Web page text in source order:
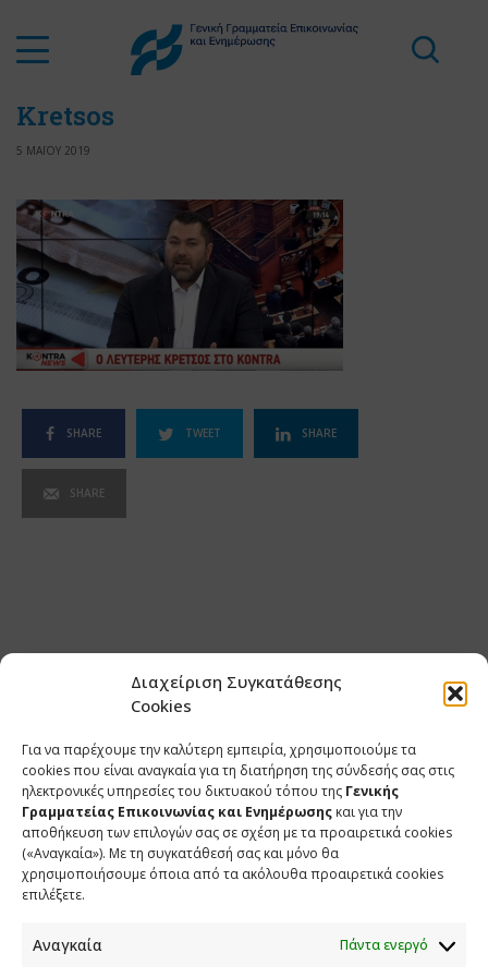
Διαχείριση Συγκατάθεσης
Cookies
Για να παρέχουμε την καλύτερη εμπειρία, χρησιμοποιούμε τα
cookies που είναι αναγκαία για τη διατήρηση της σύνδεσής σας στις
ηλεκτρονικές υπηρεσίες του δικτυακού τόπου της Γενικής
Γραμματείας Επικοινωνίας και Ενημέρωσης και για την
αποθήκευση των επιλογών σας σε σχέση με τα προαιρετικά cookies
(«Αναγκαία»). Με τη συγκατάθεσή σας και μόνο θα
χρησιμοποιήσουμε όποια από τα ακόλουθα προαιρετικά cookies
επιλέξετε.
Αναγκαία Πάντα ενεργό
Kretsos
5 ΜΑΪΟΥ 2019
SHARE TWEET SHARE
SHARE
ΕΠΙΚΟΙΝΩΝΙΑ
Φραγκούδη 11 & Αλεξάνδρου Πάντου